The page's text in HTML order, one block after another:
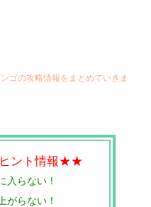
ゴの攻略情報をまとめていきま
ント情報★★
入らない！
がらない！